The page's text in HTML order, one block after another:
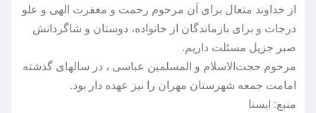
از خداوند متعال برای آن مرحوم رحمت و مغفرت الهی و علو
درجات و برای بازماندگان از خانواده، دوستان و شاگردانش
صبر جزیل مسئلت داریم.
مرحوم حجت‌الاسلام و المسلمین عباسی ، در سالهای گذشته
امامت جمعه شهرستان مهران را نیز عهده دار بود.
منبع: ايسنا